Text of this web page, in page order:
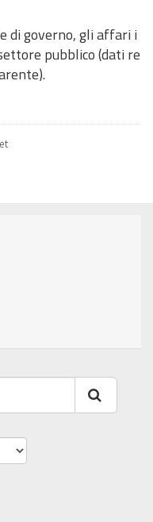
di governo, gli affari i
pubblico (dati re